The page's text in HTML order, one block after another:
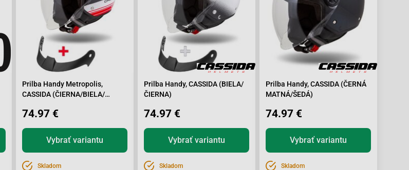
Prilba Handy Metropolis,
CASSIDA (ČIERNA/BIELA/
74.97 €
Vybrať variantu
Skladom
Prilba Handy, CASSIDA (BIELA/
ČIERNA)
74.97 €
Vybrať variantu
Skladom
Prilba Handy, CASSIDA (ČERNÁ
MATNÁ/ŠEDÁ)
74.97 €
Vybrať variantu
Skladom